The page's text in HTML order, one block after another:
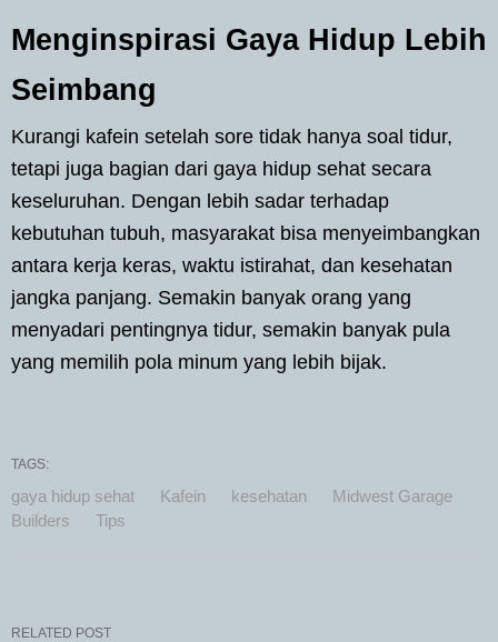
Menginspirasi Gaya Hidup Lebih
Seimbang
Kurangi kafein setelah sore tidak hanya soal tidur,
tetapi juga bagian dari gaya hidup sehat secara
keseluruhan. Dengan lebih sadar terhadap
kebutuhan tubuh, masyarakat bisa menyeimbangkan
antara kerja keras, waktu istirahat, dan kesehatan
jangka panjang. Semakin banyak orang yang
menyadari pentingnya tidur, semakin banyak pula
yang memilih pola minum yang lebih bijak.
TAGS:
gaya hidup sehat Kafein kesehatan
Midwest Garage
Builders
Tips
RELATED POST